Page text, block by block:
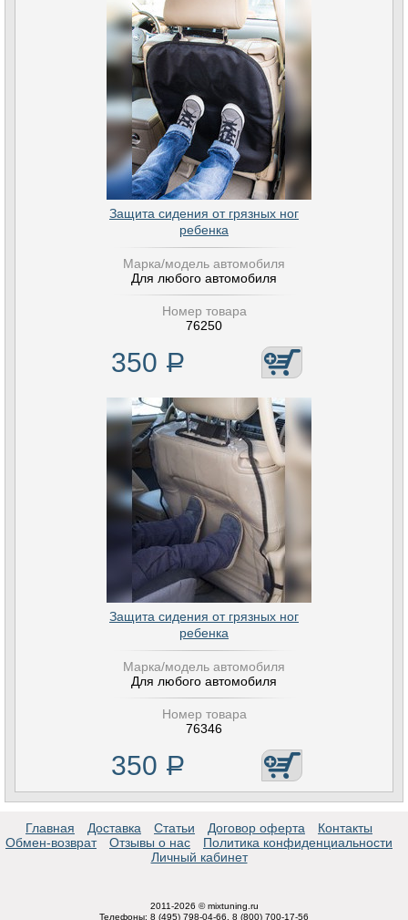
Защита сидения от грязных ног
ребенка
Марка/модель автомобиля
Для любого автомобиля
Номер товара
76250
350 Р
Защита сидения от грязных ног
ребенка
Марка/модель автомобиля
Для любого автомобиля
Номер товара
76346
350 Р
Главная Доставка Статьи Договор оферта
Контакты
Обмен-возврат
Отзывы о нас
Политика конфиденциальности
Личный кабинет
2011-2026 © mixtuning.ru
Телефоны: 8 (495) 798-04-66, 8 (800) 700-17-56